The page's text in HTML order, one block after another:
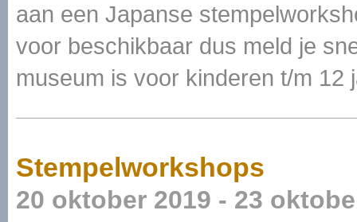
aan een Japanse
voor beschikbaar dus meld je
museum is voor kinderen t/m 12
Stempelworkshops
20 oktober 2019 - 23